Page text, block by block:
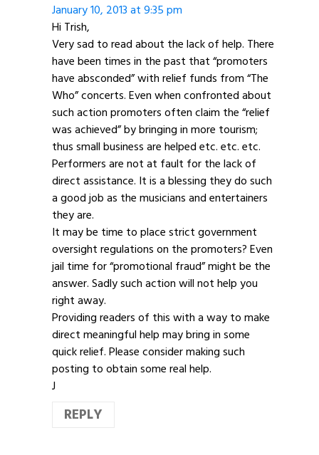
January 10, 2013 at 9:35 pm
Hi Trish,
Very sad to read about the lack of help. There
have been times in the past that “promoters
have absconded” with relief funds from “The
Who” concerts. Even when confronted about
such action promoters often claim the “relief
was achieved” by bringing in more tourism;
thus small business are helped etc. etc. etc.
Performers are not at fault for the lack of
direct assistance. It is a blessing they do such
a good job as the musicians and entertainers
they are.
It may be time to place strict government
oversight regulations on the promoters? Even
jail time for “promotional fraud” might be the
answer. Sadly such action will not help you
right away.
Providing readers of this with a way to make
direct meaningful help may bring in some
quick relief. Please consider making such
posting to obtain some real help.
J
REPLY